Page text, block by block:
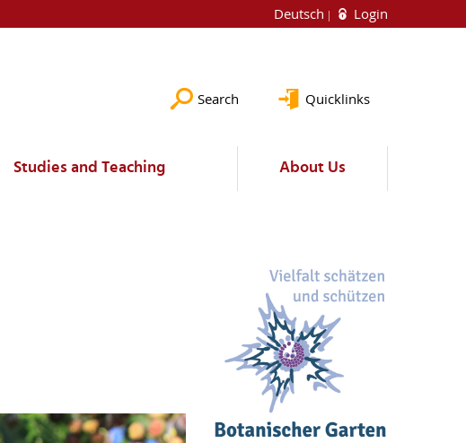
Deutsch Login
Search Quicklinks
Studies and Teaching About Us